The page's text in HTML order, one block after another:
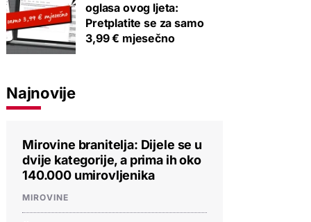
oglasa ovog ljeta:
Pretplatite se za samo
3,99 € mjesečno
Najnovije
Mirovine branitelja: Dijele se u
dvije kategorije, a prima ih oko
140.000 umirovljenika
MIROVINE